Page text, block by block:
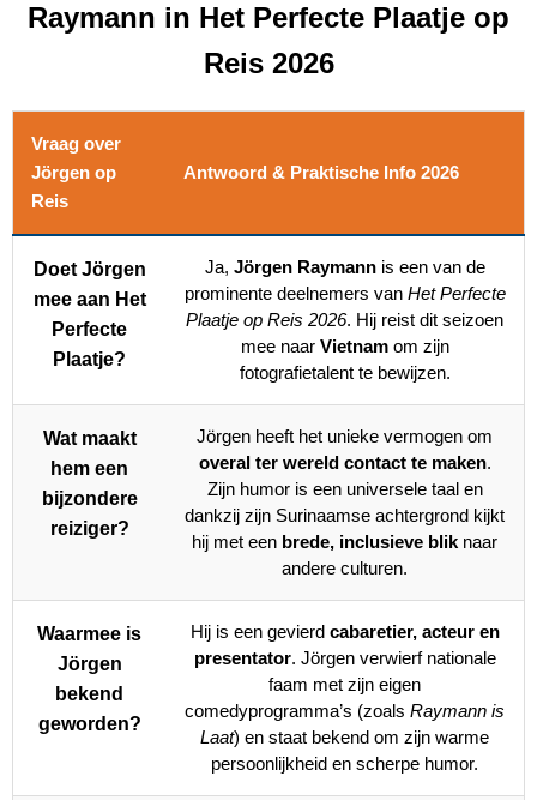
Raymann in Het Perfecte Plaatje op
Reis 2026
Vraag over
Jörgen op
Reis
Antwoord & Praktische Info 2026
Doet Jörgen
mee aan Het
Perfecte
Plaatje?
Ja, Jörgen Raymannis een van de
prominente deelnemers van Het Perfecte
Plaatje op Reis 2026. Hij reist dit seizoen
mee naar Vietnamom zijn
fotografietalent te bewijzen.
Wat maakt
hem een
bijzondere
reiziger?
Jörgen heeft het unieke vermogen om
overal ter wereld contact te maken.
Zijn humor is een universele taal en
dankzij zijn Surinaamse achtergrond kijkt
hij met een brede, inclusieve blik naar
andere culturen.
Waarmee is
Jörgen
bekend
geworden?
Hij is een gevierd cabaretier, acteur en
presentator. Jörgen verwierf nationale
faam met zijn eigen
comedyprogramma’s (zoals Raymann is
Laat) en staat bekend om zijn warme
persoonlijkheid en scherpe humor.